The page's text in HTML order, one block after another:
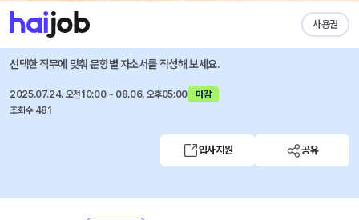
사용권
한국은행 즐겨찾기
2026년도 신입 종합기획직원(G5) 채용
선택한 직무에 맞춰 문항별 자소서를 작성해 보세요.
2025.07.24. 오전10:00 ~ 08.06. 오후05:00
마감
조회수 481
입사지원 공유